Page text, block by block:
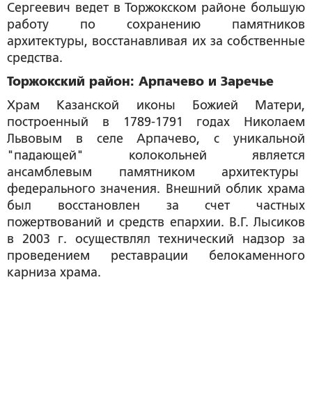
Сергеевич ведет в Торжокском районе большую
работу по сохранению памятников
архитектуры, восстанавливая их за собственные
средства.
Торжокский район: Арпачево и Заречье
Храм Казанской иконы Божией Матери,
построенный в 1789-1791 годах Николаем
Львовым в селе Арпачево, с уникальной
"падающей" колокольней является
ансамблевым памятником архитектуры
федерального значения. Внешний облик храма
был восстановлен за счет частных
пожертвований и средств епархии. В.Г. Лысиков
в 2003 г. осуществлял технический надзор за
проведением реставрации белокаменного
карниза храма.